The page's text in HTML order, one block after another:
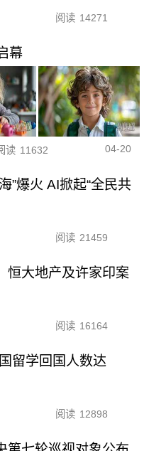
阅读 14271
幕
读 11632 04-20
”爆火 AI掀起“全民共
阅读 21459
恒大地产及许家印案
阅读 16164
留学回国人数达
阅读 12898